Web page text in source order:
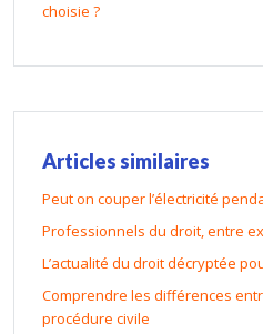
choisie ?
Articles similaires
Peut on couper l’électricité
Professionnels du droit, entre
L’actualité du droit décryptée
Comprendre les différences
procédure civile